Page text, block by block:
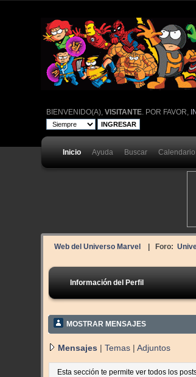
BIENVENIDO(A), VISITANTE. POR FAVOR,
Inicio Ayuda Buscar Calendario
Web del Universo Marvel | Foro:
Información del Perfil
MOSTRAR MENSAJES
Mensajes |Temas |Adjuntos
Esta sección te permite ver todos los